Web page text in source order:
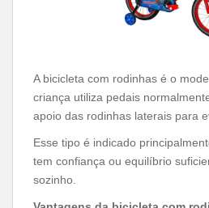
A bicicleta com rodinhas é o
criança utiliza pedais
apoio das rodinhas laterais para
Esse tipo é indicado
tem confiança ou equilíbrio
sozinho.